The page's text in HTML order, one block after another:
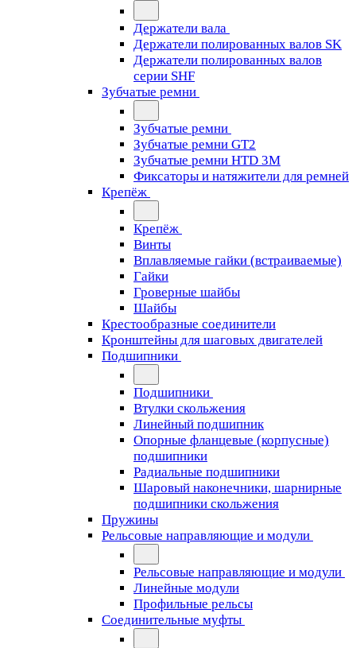
Держатели вала
Держатели полированных валов SK
Держатели полированных валов
серии SHF
Зубчатые ремни
Зубчатые ремни
Зубчатые ремни GT2
Зубчатые ремни HTD 3M
Фиксаторы и натяжители для ремней
Крепёж
Крепёж
Винты
Вплавляемые гайки (встраиваемые)
Гайки
Гроверные шайбы
Шайбы
Крестообразные соединители
Кронштейны для шаговых двигателей
Подшипники
Подшипники
Втулки скольжения
Линейный подшипник
Опорные фланцевые (корпусные)
подшипники
Радиальные подшипники
Шаровый наконечники, шарнирные
подшипники скольжения
Пружины
Рельсовые направляющие и модули
Рельсовые направляющие и модули
Линейные модули
Профильные рельсы
Соединительные муфты